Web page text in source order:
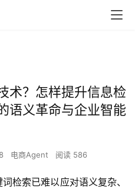
术？怎样提升信息检
语义革命与企业智能
电商Agent 阅读 586
检索已难以应对语义复杂、